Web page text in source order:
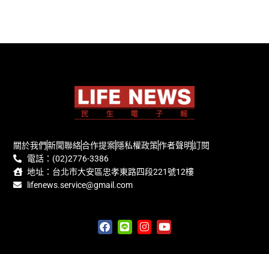
關於我們新聞聯絡合作提案隱私權政策作者聲明訂閱
電話：(02)2776-3386
地址：台北市大安區忠孝東路四段221號12樓
lifenews.service@gmail.com